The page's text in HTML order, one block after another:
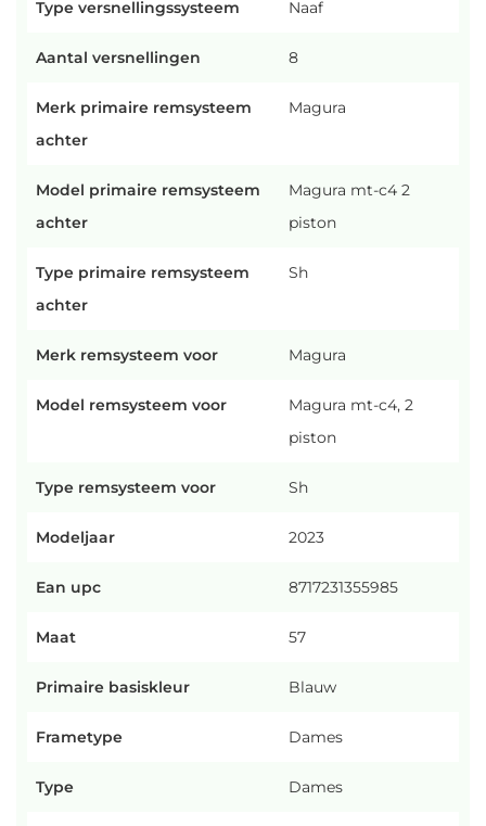
Type versnellingssysteem Naaf
Aantal versnellingen 8
Merk primaire remsysteem
achter
Magura
Model primaire remsysteem
achter
Magura mt-c4 2
piston
Type primaire remsysteem
achter
Sh
Merk remsysteem voor Magura
Model remsysteem voor
Magura mt-c4, 2
piston
Type remsysteem voor Sh
Modeljaar 2023
Ean upc 8717231355985
Maat 57
Primaire basiskleur Blauw
Frametype Dames
Type Dames